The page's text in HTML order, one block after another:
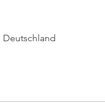
Deutschland